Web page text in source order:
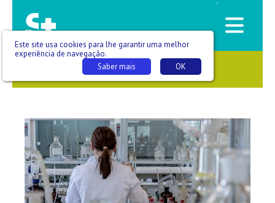
/
SAÚDE QUE SE VÊ
Este site usa cookies para lhe garantir uma melhor
experiência de navegação.
OK
Saber mais